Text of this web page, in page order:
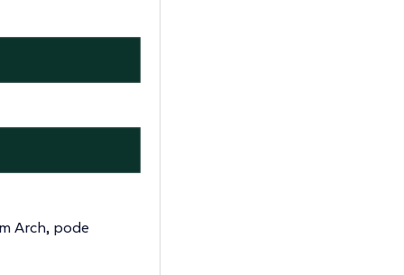
Arch, pode